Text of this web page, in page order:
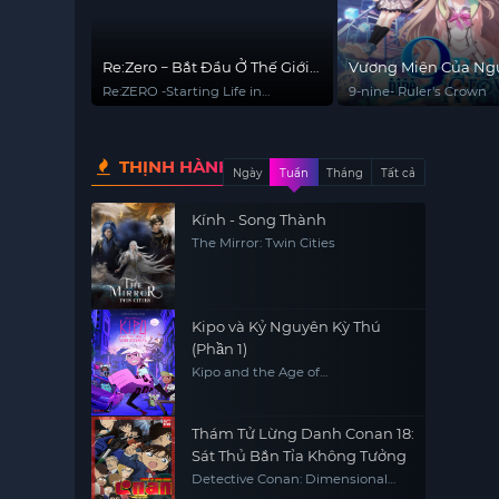
Re:Zero − Bắt Đầu Ở Thế Giới
Khác (Phần 4)
Re:ZERO -Starting Life in
Vương Miện Của
Thống Trị
9-nine- Ruler's Crown
THỊNH HÀNHNgày Tuần Tháng Tất cả
Kính - Song Thành
The Mirror: Twin Cities
Kipo và Kỷ Nguyên Kỳ Thú
(Phần 1)
Kipo and the Age of
Thám Tử Lừng Danh Conan 18:
Sát Thủ Bắn Tỉa Không Tưởng
Detective Conan: Dimensional